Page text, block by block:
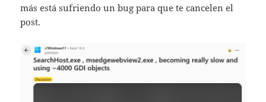
más está sufriendo un bug para que te cancelen el
post.